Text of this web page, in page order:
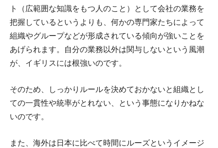
ト（広範囲な知識をもつ人のこと）として会社の業務を
把握しているというよりも、何かの専門家たちによって
組織やグループなどが形成されている傾向が強いことを
あげられます。自分の業務以外は関与しないという風潮
が、イギリスには根強いのです。
そのため、しっかりルールを決めておかないと組織とし
ての一貫性や統率がとれない、という事態になりかねな
いのです。
また、海外は日本に比べて時間にルーズというイメージ